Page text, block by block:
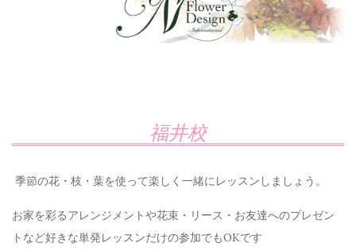
福井校
季節の花・枝・葉を使って楽しく一緒にレッスンしましょう。
お家を彩るアレンジメントや花束・リース・お友達へのプレゼン
トなど好きな単発レッスンだけの参加でもOKです